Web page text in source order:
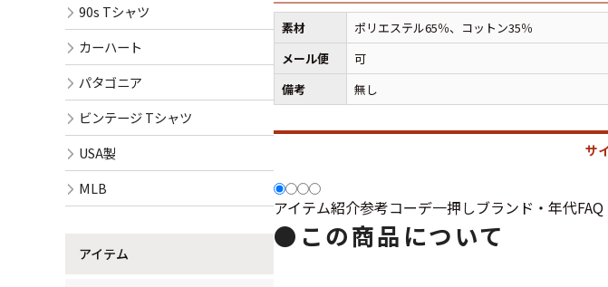
素材
ポリエステル65％、コットン35％
メール便
可
備考
無し
サ
アイテム紹介参考コーデ一押しブランド・年代
● この商品について
90s Tシャツ
カーハート
パタゴニア
ビンテージ Tシャツ
USA製
MLB
アイテム